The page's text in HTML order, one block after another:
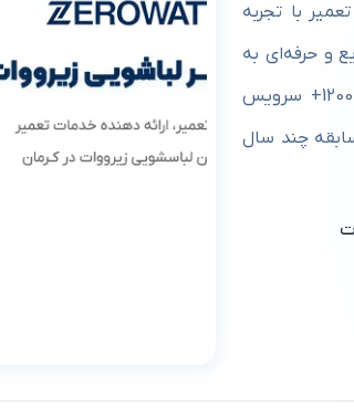
با تجربه
و حرفه‌ای به
مشتریان کرمان است. محسن رمیار لباسشویی، ظرفشویی امتیاز 4.8★ 1200+ سرویس
چند سال